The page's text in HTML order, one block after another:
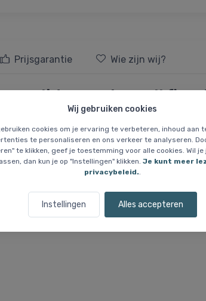
Wij gebruiken cookies
cookies om je ervaring te verbeteren, inhoud aan
te personaliseren en ons verkeer te analyseren.
te klikken, geef je toestemming voor alle cookies. Wil je
dan kun je op "Instellingen" klikken. Je kunt meer
privacybeleid.
Instellingen Alles accepteren
Prijsgarantie Wie zijn wij?
hawaii
vocht als onaangename geuren neutraliseert.
vorm, waardoor het gemakkelijk in schoenen,
en klimaatneutraal, waardoor het een